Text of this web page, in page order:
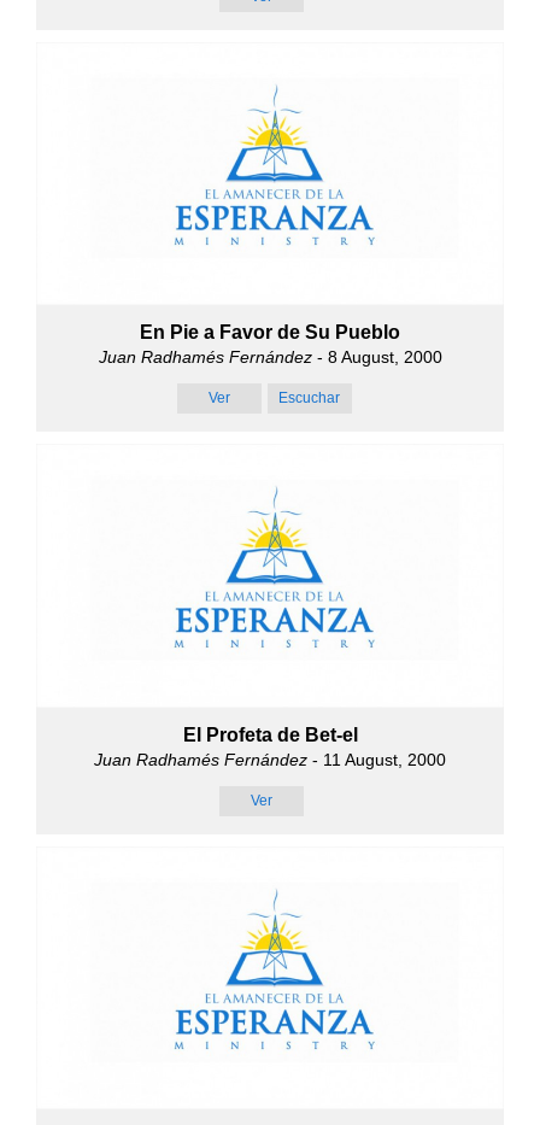
En Pie a Favor de Su Pueblo
Juan Radhamés Fernández- 8 August, 2000
Ver Escuchar
El Profeta de Bet-el
Juan Radhamés Fernández - 11 August, 2000
Ver